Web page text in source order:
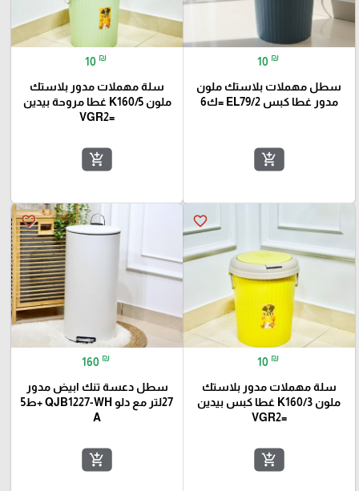
10 ₪
سطل مهملات بلاستك ملون
مدور غطا كبس EL79/2 =ك6
add_shopping_cart
10 ₪
سلة مهملات مدور بلاستك
ملون K160/5 غطا مروحة بيدين
=VGR2
add_shopping_cart
favorite_border
10 ₪
سلة مهملات مدور بلاستك
ملون K160/3 غطا كبس بيدين
=VGR2
add_shopping_cart
favorite_border
160 ₪
سطل دعسة تنك ابيض مدور
27لتر مع دلو QJB1227-WH +ط5
A
add_shopping_cart